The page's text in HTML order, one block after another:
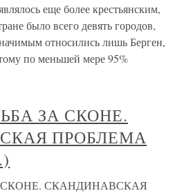
еще более крестьянским,
было всего девять городов,
относились лишь Берген,
по меньшей мере 95%
ЗА СКОНЕ.
ПРОБЛЕМА
СКОНЕ. СКАНДИНАВСКАЯ